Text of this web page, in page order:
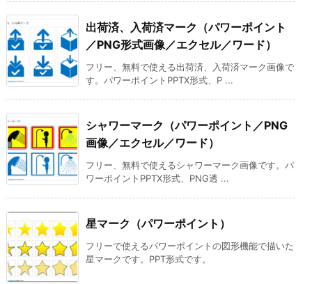
出荷済、入荷済マーク（パワーポイント
／PNG形式画像／エクセル／ワード）
フリー、無料で使える出荷済、入荷済マーク画像で
す。パワーポイントPPTX形式、P ...
シャワーマーク（パワーポイント／PNG
画像／エクセル／ワード）
フリー、無料で使えるシャワーマーク画像です。パ
ワーポイントPPTX形式、PNG透 ...
星マーク（パワーポイント）
フリーで使えるパワーポイントの図形機能で描いた
星マークです。PPT形式です。